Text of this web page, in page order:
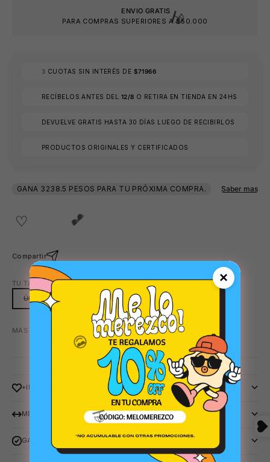
ENVIO GRATIS
PARA COMPRAS SUPERIORES A $50.000
3 CUOTAS SIN INTERÉS DE $71966
RECÍBELOS ANTES DEL 12/8 O RETIRA EN TIENDA EN 24HS
DEVUELVE GRATIS HASTA 30 DÍAS LUEGO DE RECIBIRLOS
PRODUCTOS ORIGINALES Y CERTIFICADOS
Compartir
TU TALLA: ÚNICA
ÚNICA
MAS COLORES DISPONIBLES:AZUL
+INFO
MEDIDAS
GARANTIA RAY-BAN
×